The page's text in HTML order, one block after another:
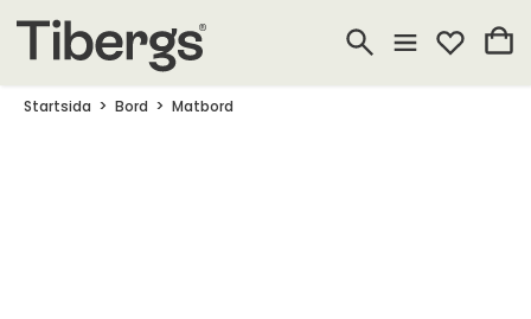
Startsida Bord Matbord